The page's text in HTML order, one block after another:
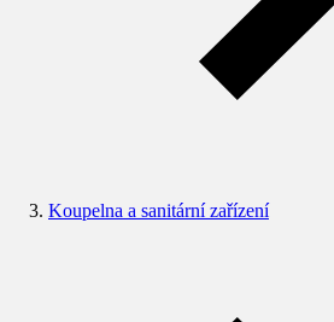
Koupelna a sanitární zařízení